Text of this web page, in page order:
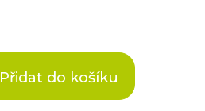
Přidat do košíku